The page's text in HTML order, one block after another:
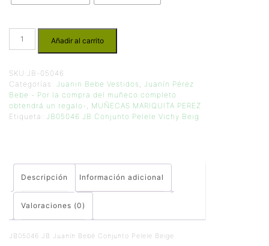
Añadir al carrito
SKU: JB-05046
Categorías: Juanin Bebe Vestidos
Juanín Pérez
Bebe - Por la compra del muñeco completo
obtendrá un regalo-
MUÑECAS MARIQUITA PEREZ
Etiqueta: JB05046 JB Conjunto Pelele Vichy Beig
Descripción Información adicional
Valoraciones (0)
JB05046 JB Juanín Bebé Conjunto Pelele Beige